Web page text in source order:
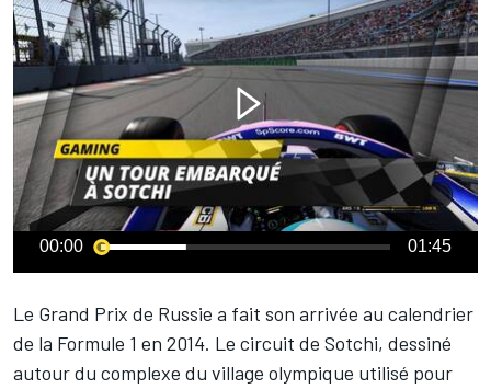
00:00 01:45
Le Grand Prix de Russie a fait son arrivée au calendrier
de la Formule 1 en 2014. Le circuit de Sotchi, dessiné
autour du complexe du village olympique utilisé pour